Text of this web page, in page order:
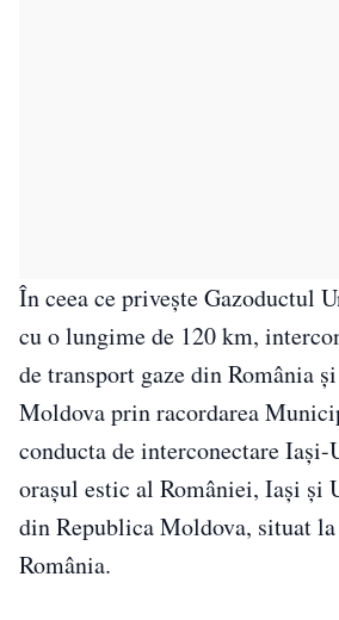
În ceea ce privește Gazoductul
cu o lungime de 120 km,
de transport gaze din România
Moldova prin racordarea
conducta de interconectare
orașul estic al României, Iași și
din Republica Moldova, situat
România.